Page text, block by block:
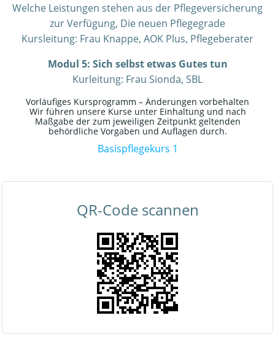
Welche Leistungen stehen aus der Pflegeversicherung
zur Verfügung, Die neuen Pflegegrade
Kursleitung: Frau Knappe, AOK Plus, Pflegeberater
Modul 5: Sich selbst etwas Gutes tun
Kurleitung: Frau Sionda, SBL
Vorläufiges Kursprogramm – Änderungen vorbehalten
Wir führen unsere Kurse unter Einhaltung und nach
Maßgabe der zum jeweiligen Zeitpunkt geltenden
behördliche Vorgaben und Auflagen durch.
Basispflegekurs 1
QR-Code scannen